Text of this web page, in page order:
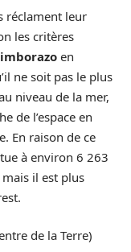
réclament leur
les critères
en
ne soit pas le plus
niveau de la mer,
de l’espace en
En raison de ce
à environ 6 263
il est plus
de la Terre)